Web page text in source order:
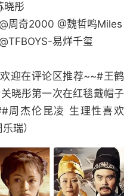
晓彤
周奇2000 @魏哲鸣Miles
易烊千玺
迎在评论区推荐~~#王鹤
晓彤第一次在红毯戴帽子
周杰伦昆凌 生理性喜欢
瑞）